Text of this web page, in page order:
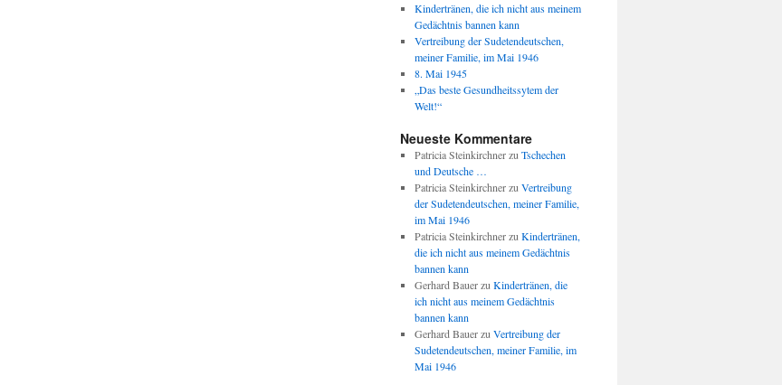
Kindertränen, die ich nicht aus meinem
Gedächtnis bannen kann
Vertreibung der Sudetendeutschen,
meiner Familie, im Mai 1946
8. Mai 1945
„Das beste Gesundheitssytem der
Welt!“
Neueste Kommentare
Patricia Steinkirchnerzu Tschechen
und Deutsche …
Patricia Steinkirchnerzu Vertreibung
der Sudetendeutschen, meiner Familie,
im Mai 1946
Patricia Steinkirchnerzu Kindertränen,
die ich nicht aus meinem Gedächtnis
bannen kann
Gerhard Bauerzu Kindertränen, die
ich nicht aus meinem Gedächtnis
bannen kann
Gerhard Bauerzu Vertreibung der
Sudetendeutschen, meiner Familie, im
Mai 1946